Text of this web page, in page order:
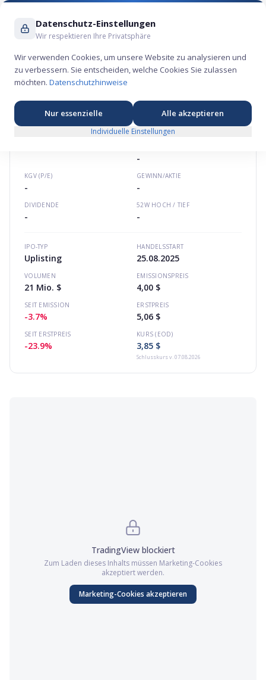
Suche ...
UmweltBank Aktie – Finanz-Börsengang 2025
-
KGV (P/E)
-
GEWINN/AKTIE
-
DIVIDENDE
-
52W HOCH / TIEF
-
IPO-TYP
Uplisting
HANDELSSTART
25.08.2025
VOLUMEN
21 Mio. $
EMISSIONSPREIS
4,00 $
SEIT EMISSION
-3.7%
ERSTPREIS
5,06 $
SEIT ERSTPREIS
-23.9%
KURS (EOD)
3,85 $
Schlusskursv. 07.08.2026
TradingViewblockiert
Zum Laden dieses Inhalts müssen Marketing-Cookies
akzeptiert werden.
Marketing-Cookies akzeptieren
Datenschutz-Einstellungen
Wir respektieren Ihre Privatsphäre
Wir verwenden Cookies, um unsere Website zu analysieren und
zu verbessern. Sie entscheiden, welche Cookies Sie zulassen
möchten. Datenschutzhinweise
Nur essenzielle Alle akzeptieren
Individuelle Einstellungen